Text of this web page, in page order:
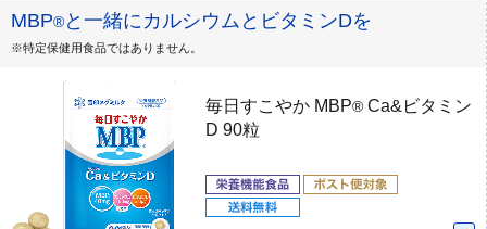
MBP®と一緒にカルシウムとビタミンDを
※特定保健用食品ではありません。
毎日すこやか MBP®Ca&ビタミン
D 90粒